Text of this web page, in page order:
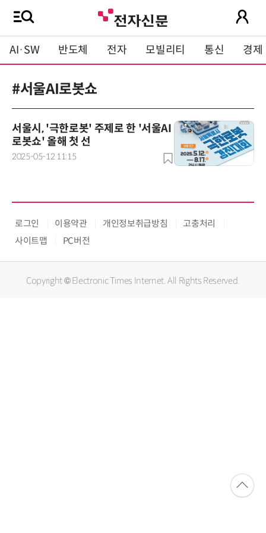
AI·SW 반도체 전자 모빌리티 통신 경제
#서울AI로봇쇼
서울시, '극한로봇' 주제로 한 '서울AI
로봇쇼' 올해 첫 선
2025-05-12 11:15
로그인 이용약관 개인정보취급방침
고충처리
사이트맵
PC버전
Copyright © Electronic Times Internet. All Rights Reserved.